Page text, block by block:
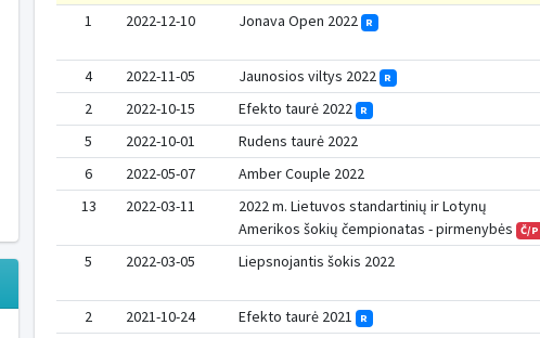
1 2022-12-10 Jonava Open 2022 R
4 2022-11-05 Jaunosios viltys 2022 R
2
2022-10-15 Efekto taurė 2022 R
5
2022-10-01 Rudens taurė 2022
6
2022-05-07 Amber Couple 2022
13
2022-03-11
2022 m. Lietuvos standartinių ir Lotynų
Amerikos šokių čempionatas - pirmenybės Č/P
5 2022-03-05 Liepsnojantis šokis 2022
2 2021-10-24 Efekto taurė 2021 R